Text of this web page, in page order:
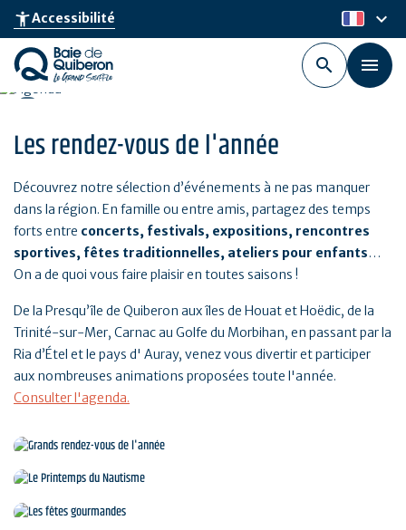
Aller
au
contenu
principal
accessibility_newAccessibilité fr
keyboard_arrow_down
Les rendez-vous de l'année
Découvrez notre sélection d’événements à ne pas manquer
dans la région. En famille ou entre amis, partagez des temps
forts entre concerts, festivals, expositions, rencontres
sportives, fêtes traditionnelles, ateliers pour enfants…
On a de quoi vous faire plaisir en toutes saisons !
De la Presqu’île de Quiberon aux îles de Houat et Hoëdic, de la
Trinité-sur-Mer, Carnac au Golfe du Morbihan, en passant par la
Ria d’Étel et le pays d' Auray, venez vous divertir et participer
aux nombreuses animations proposées toute l'année.
Consulter l'agenda.
Grands rendez-vous de l'année
Le Printemps du Nautisme